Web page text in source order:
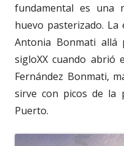
fundamental es una
huevo pasterizado. La
Antonia Bonmati
sigloXX cuando
Fernández Bonmati,
sirve con picos de la
Puerto.